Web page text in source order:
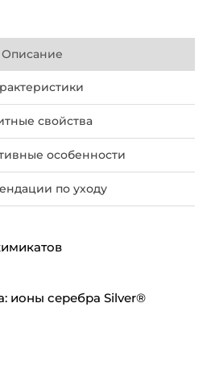
Описание
свойства
особенности
по уходу
ионы серебра Silver®